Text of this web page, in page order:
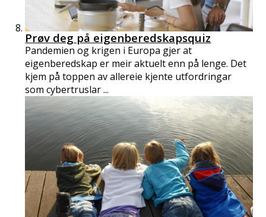
Prøv deg på eigenberedskapsquiz
Pandemien og krigen i Europa gjer at
eigenberedskap er meir aktuelt enn på lenge. Det
kjem på toppen av allereie kjente utfordringar
som cybertruslar ...